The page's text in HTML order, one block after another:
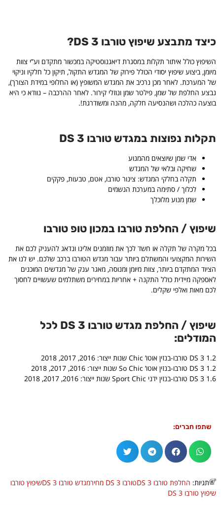
כיצד מתבצע שיפוץ טורבו DS 3?
השיפוץ כולל איתור תקלות במסגרת דיאגנוסטיקה במכשור מתקדם וע”י צוות
מיומן, ביצוע שיפוץ יסודי הכולל פירוק של המגדש התקול, תיקון כל חלקיו וניקוי
של המערכת. לאחר מכן נרכיב את המגדש המשופץ (או החלופי במידת הצורך),
נבצע החלפת של שמן, פילטר שמן ונוזלי קירור. לאחר ההרכבה – נוודא כי היא
בוצעה כהלכה ושהנסיעה חלקה, מהנה ומשודרגת!.
תקלות נפוצות במגדש טורבו DS 3
אדי שמן שיוצאים מהמנוע
שחיקה ובלאי של המגדש
תקלה בחלקי המגדש: צינור טורבו, אטם, טבעות, פקקים
לכלוך / סתימה במערכת הנשמים
שמן מנוע מלוכלך
שיפוץ / החלפת טורבו במכון טופ טורבו
בכל מקרה של תקלה או חשד לכך את מוזמנים אלינו ונדאג להעניק לכם את
השירות המקצועי והמשתלם ביותר עבור מגדש הטורבו ברכב שלכם. יש לנו את
הציוד המתקדם ביותר, צוות מיומן ומנוסה, מאגר ענק של מגדשים המוכנים
לאספקה מיידית כולל התקנה + אחריות במחירים משתלמים שעשויים לחסוך
לכם מאות ואלפי שקלים.
שיפוץ / החלפת מגדש טורבו DS 3 לכל
המודלים:
DS 3 1.2 טורבו-בנזין אוטו’ Chic שנות ייצור: 2016, 2017, 2018
DS 3 1.2 טורבו-בנזין אוטו’ So Chic שנות ייצור: 2016, 2017, 2018
DS 3 1.6 טורבו-בנזין ידני Sport Chic שנות ייצור: 2016, 2017, 2018
שתפו חברים:
תגיות: החלפת טורבו DS 3 טורבו DS 3 מחיר מגדש טורבו DS 3
שיפוץ טורבו
שיפוץ טורבו DS 3